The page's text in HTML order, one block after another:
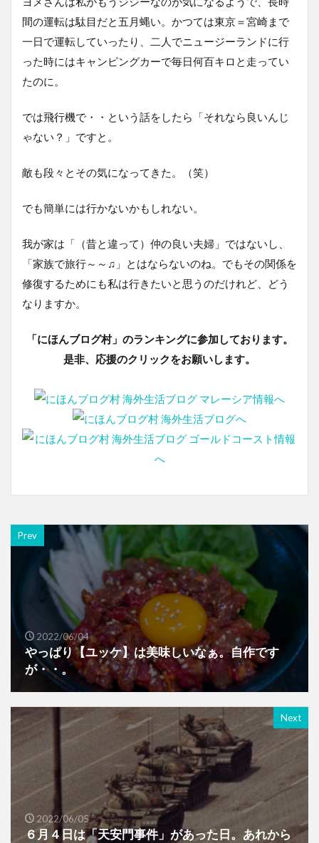
間の運転は駄目だと五月蝿い。かつては東京＝宮崎まで
一日で運転していったり、二人でニュージーランドに行
った時にはキャンピングカーで毎日何百キロと走ってい
たのに。
では飛行機で・・という話をしたら「それなら良いんじ
ゃない？」ですと。
敵も段々とその気になってきた。（笑）
でも簡単には行かないかもしれない。
我が家は「（昔と違って）仲の良い夫婦」ではないし、
「家族で旅行～～♫」とはならないのね。でもその関係を
修復するためにも私は行きたいと思うのだけれど、どう
なりますか。
「にほんブログ村」のランキングに参加しております。
是非、応援のクリックをお願いします。
Prev
2022/06/04
やっぱり【ユッケ】は美味しいなぁ。自作です
が・・。
Next
2022/06/05
６月４日は「天安門事件」があった日。あれから